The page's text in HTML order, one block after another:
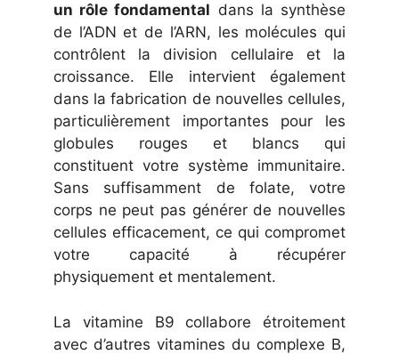
un rôle fondamental dans la synthèse
de l’ADN et de l’ARN, les molécules qui
contrôlent la division cellulaire et la
croissance. Elle intervient également
dans la fabrication de nouvelles cellules,
particulièrement importantes pour les
globules rouges et blancs qui
constituent votre système immunitaire.
Sans suffisamment de folate, votre
corps ne peut pas générer de nouvelles
cellules efficacement, ce qui compromet
votre capacité à récupérer
physiquement et mentalement.
La vitamine B9 collabore étroitement
avec d’autres vitamines du complexe B,